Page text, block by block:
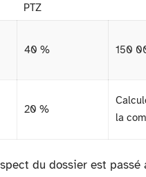
PTZ
40 % 150
20 %
la
du dossier est passé